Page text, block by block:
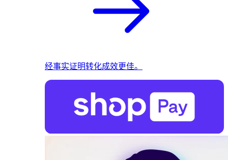
经事实证明转化成效更佳。